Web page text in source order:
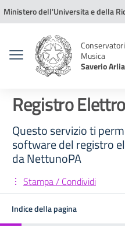
Vai ai contenuti
Vai al menu di navigazione
Vai al footer
Ministero dell'Universita e della
Musica
Saverio Arlia
Registro
Questo servizio ti
software del registro
da NettunoPA
Stampa / Condividi
Indice della pagina